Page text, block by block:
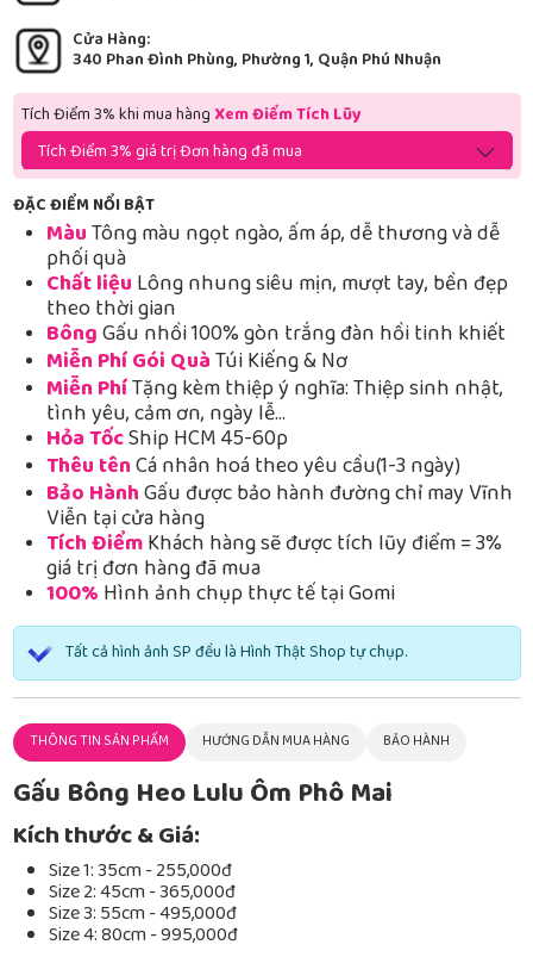
Cửa Hàng:
340 Phan Đình Phùng, Phường 1, Quận Phú Nhuận
Tích Điểm 3% khi mua hàng Xem Điểm Tích Lũy
Tích Điểm 3% giá trị Đơn hàng đã mua
ĐẶC ĐIỂM NỔI BẬT
MàuTông màu ngọt ngào, ấm áp, dễ thương và dễ
phối quà
Chất liệu Lông nhung siêu mịn, mượt tay, bền đẹp
theo thời gian
BôngGấu nhồi 100% gòn trắng đàn hồi tinh khiết
Miễn Phí Gói QuàTúi Kiếng & Nơ
Miễn PhíTặng kèm thiệp ý nghĩa: Thiệp sinh nhật,
tình yêu, cảm ơn, ngày lễ…
Hỏa TốcShip HCM 45-60p
Thêu tênCá nhân hoá theo yêu cầu(1-3 ngày)
Bảo HànhGấu được bảo hành đường chỉ may Vĩnh
Viễn tại cửa hàng
Tích ĐiểmKhách hàng sẽ được tích lũy điểm = 3%
giá trị đơn hàng đã mua
100% Hình ảnh chụp thực tế tại Gomi
Tất cả hình ảnh SP đều là Hình Thật Shop tự chụp.
THÔNG TIN SẢN PHẨM HƯỚNG DẪN MUA HÀNG BẢO HÀNH
Gấu Bông Heo Lulu Ôm Phô Mai
Kích thước & Giá:
Size 1: 35cm - 255,000đ
Size 2: 45cm - 365,000đ
Size 3: 55cm - 495,000đ
Size 4: 80cm - 995,000đ